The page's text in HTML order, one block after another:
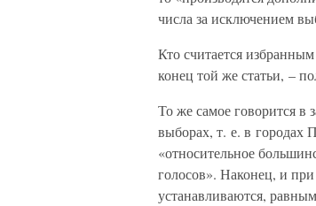
числа за исключением
Кто считается
конец той же статьи, –
То же самое говорится в
выборах, т. е. в городах
«относительное
голосов». Наконец, и
устанавливаются,